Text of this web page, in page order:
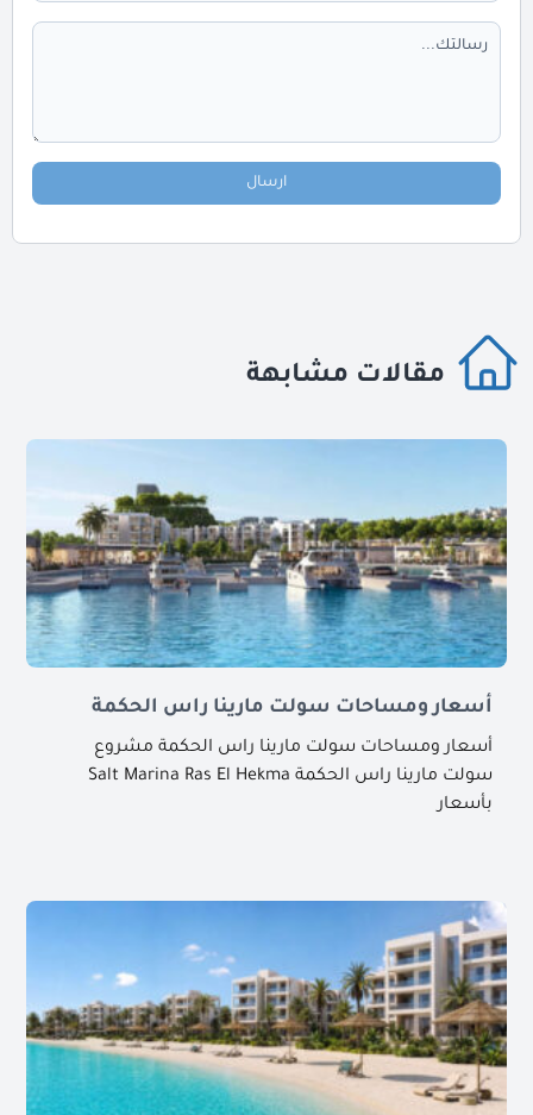
ارسال
مقالات مشابهة
أسعار ومساحات سولت مارينا راس الحكمة
أسعار ومساحات سولت مارينا راس الحكمة مشروع
سولت مارينا راس الحكمة Salt Marina Ras El Hekma
بأسعار